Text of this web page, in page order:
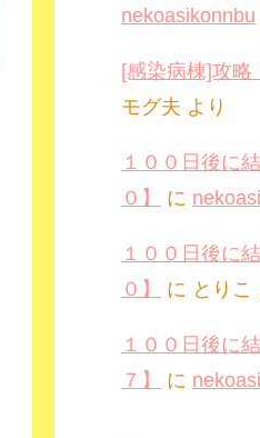
nekoasikonnbu
[感染病棟]攻略
モグ夫 より
１００日後に
０】
に
１００日後に
０】
に とりこ
１００日後に
７】
に